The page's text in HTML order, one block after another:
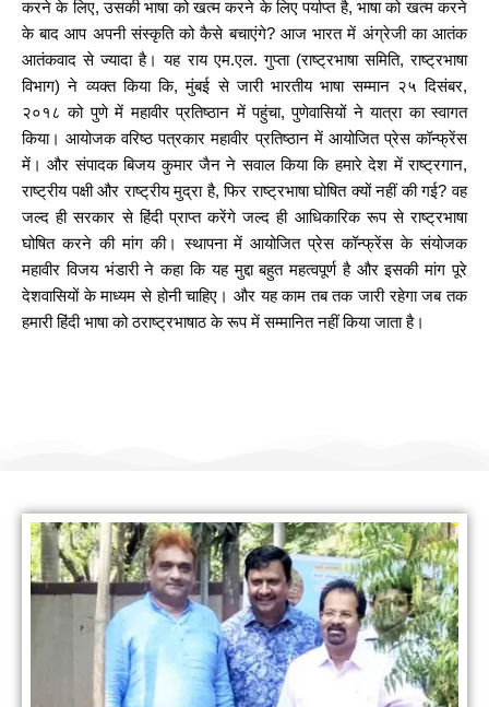
करने के लिए, उसकी भाषा को खत्म करने के लिए पर्याप्त है, भाषा को खत्म करने
के बाद आप अपनी संस्कृति को कैसे बचाएंगे? आज भारत में अंग्रेजी का आतंक
आतंकवाद से ज्यादा है। यह राय एम.एल. गुप्ता (राष्ट्रभाषा समिति, राष्ट्रभाषा
विभाग) ने व्यक्त किया कि, मुंबई से जारी भारतीय भाषा सम्मान २५ दिसंबर,
२०१८ को पुणे में महावीर प्रतिष्ठान में पहुंचा, पुणेवासियों ने यात्रा का स्वागत
किया। आयोजक वरिष्ठ पत्रकार महावीर प्रतिष्ठान में आयोजित प्रेस कॉन्फ्रेंस
में। और संपादक बिजय कुमार जैन ने सवाल किया कि हमारे देश में राष्ट्रगान,
राष्ट्रीय पक्षी और राष्ट्रीय मुद्रा है, फिर राष्ट्रभाषा घोषित क्यों नहीं की गई? वह
जल्द ही सरकार से हिंदी प्राप्त करेंगे जल्द ही आधिकारिक रूप से राष्ट्रभाषा
घोषित करने की मांग की। स्थापना में आयोजित प्रेस कॉन्फ्रेंस के संयोजक
महावीर विजय भंडारी ने कहा कि यह मुद्दा बहुत महत्वपूर्ण है और इसकी मांग पूरे
देशवासियों के माध्यम से होनी चाहिए। और यह काम तब तक जारी रहेगा जब तक
हमारी हिंदी भाषा को ठराष्ट्रभाषाठ के रूप में सम्मानित नहीं किया जाता है।